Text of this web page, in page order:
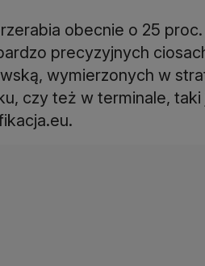
obecnie o 25
precyzyjnych
wymierzonych w
czy też w terminale,